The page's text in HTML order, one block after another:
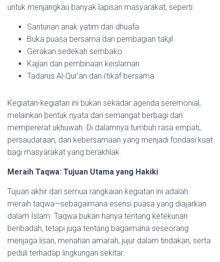
untuk menjangkau banyak lapisan masyarakat, seperti:
Santunan anak yatim dan dhuafa
Buka puasa bersama dan pembagian takjil
Gerakan sedekah sembako
Kajian dan pembinaan keislaman
Tadarus Al-Qur’an dan i’tikaf bersama
Kegiatan-kegiatan ini bukan sekadar agenda seremonial,
melainkan bentuk nyata dari semangat berbagi dan
mempererat ukhuwah. Di dalamnya tumbuh rasa empati,
persaudaraan, dan kebersamaan yang menjadi fondasi kuat
bagi masyarakat yang berakhlak.
Meraih Taqwa: Tujuan Utama yang Hakiki
Tujuan akhir dari semua rangkaian kegiatan ini adalah
meraih taqwa—sebagaimana esensi puasa yang diajarkan
dalam Islam. Taqwa bukan hanya tentang ketekunan
beribadah, tetapi juga tentang bagaimana seseorang
menjaga lisan, menahan amarah, jujur dalam tindakan, serta
peduli terhadap lingkungan sekitar.